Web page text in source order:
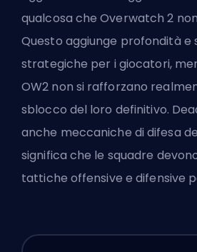
qualcosa che Overwatch 2
Questo aggiunge profondità e
strategiche per i giocatori,
OW2 non si rafforzano
sblocco del loro definitivo.
anche meccaniche di difesa
significa che le squadre
tattiche offensive e difensive